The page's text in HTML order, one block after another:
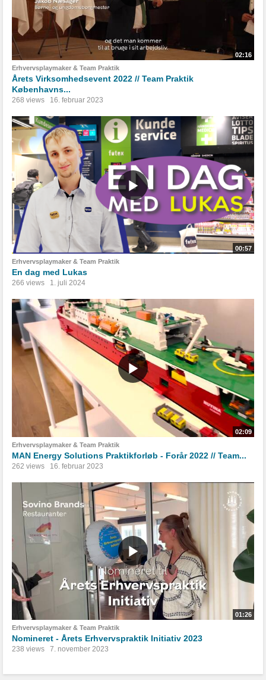
02:16
Erhvervsplaymaker & Team Praktik
Årets Virksomhedsevent 2022 // Team Praktik
Københavns...
268 views 16. februar 2023
00:57
Erhvervsplaymaker & Team Praktik
En dag med Lukas
266 views 1. juli 2024
02:09
Erhvervsplaymaker & Team Praktik
MAN Energy Solutions Praktikforløb - Forår 2022 // Team...
262 views 16. februar 2023
01:26
Erhvervsplaymaker & Team Praktik
Nomineret - Årets Erhvervspraktik Initiativ 2023
238 views 7. november 2023